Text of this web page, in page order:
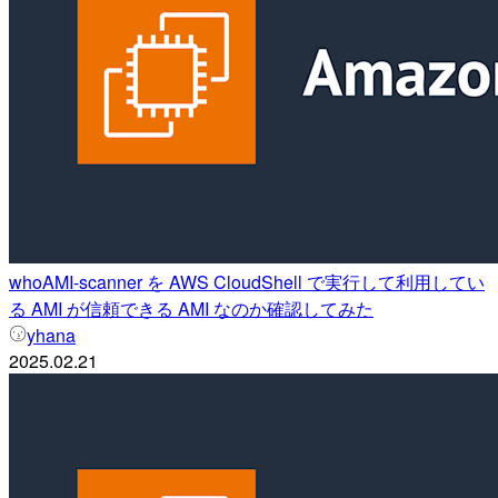
whoAMI-scanner を AWS CloudShell で実行して利用してい
る AMI が信頼できる AMI なのか確認してみた
yhana
2025.02.21